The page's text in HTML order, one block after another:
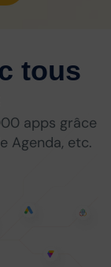
tous
apps grâce
Agenda, etc.